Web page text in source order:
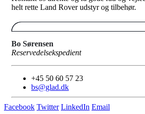
helt rette Land Rover udstyr og tilbehør.
Bo Sørensen
Reservedelsekspedient
+45 50 60 57 23
bs@glad.dk
Facebook Twitter LinkedIn Email